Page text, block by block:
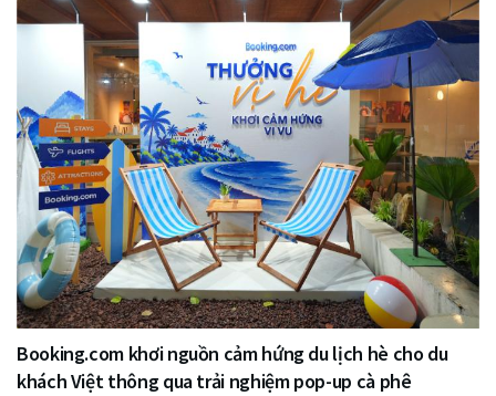
Booking.com khơi nguồn cảm hứng du lịch hè cho du
khách Việt thông qua trải nghiệm pop-up cà phê